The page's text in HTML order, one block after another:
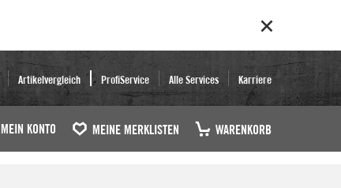
Artikelvergleich ProfiService Alle Services Karriere
MEIN KONTO MEINE MERKLISTEN WARENKORB